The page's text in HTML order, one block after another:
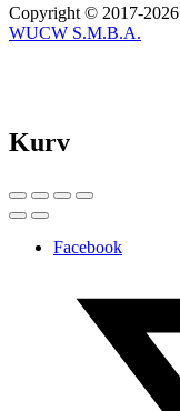
Copyright © 2017-2026
WUCW S.M.B.A.
Kurv
Facebook